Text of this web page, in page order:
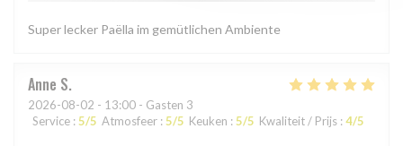
Super lecker Paëlla im gemütlichen Ambiente
Anne S
2026-08-02 - 13:00 - Gasten 3
Service : 5/5 Atmosfeer : 5/5 Keuken : 5/5 Kwaliteit / Prijs : 4/5